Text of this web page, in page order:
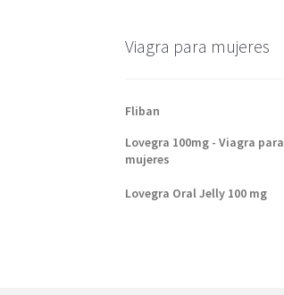
Viagra para mujeres
Fliban
Lovegra 100mg - Viagra para
mujeres
Lovegra Oral Jelly 100 mg